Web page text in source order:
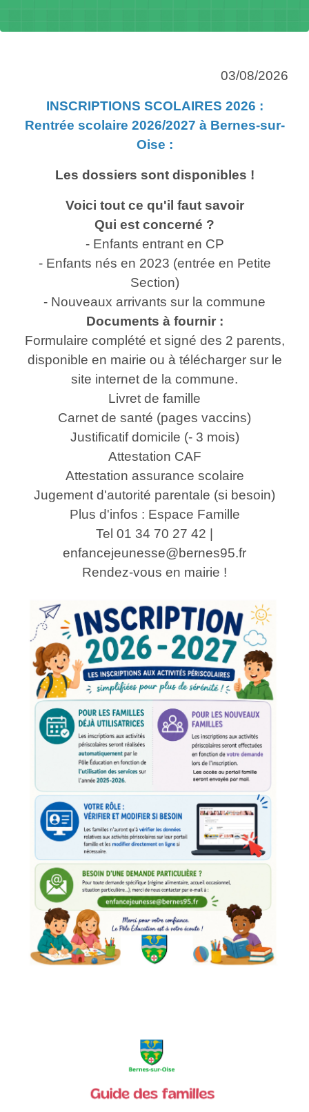
03/08/2026
INSCRIPTIONS SCOLAIRES 2026 :
Rentrée scolaire 2026/2027 à Bernes-sur-
Oise :
Les dossiers sont disponibles !
Voici tout ce qu'il faut savoir
Qui est concerné ?
- Enfants entrant en CP
- Enfants nés en 2023 (entrée en Petite
Section)
- Nouveaux arrivants sur la commune
Documents à fournir :
Formulaire complété et signé des 2 parents,
disponible en mairie ou à télécharger sur le
site internet de la commune.
Livret de famille
Carnet de santé (pages vaccins)
Justificatif domicile (- 3 mois)
Attestation CAF
Attestation assurance scolaire
Jugement d'autorité parentale (si besoin)
Plus d'infos : Espace Famille
Tel 01 34 70 27 42 |
enfancejeunesse@bernes95.fr
Rendez-vous en mairie !